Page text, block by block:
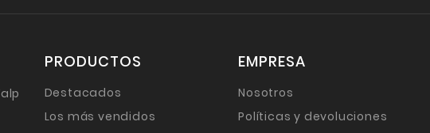
PRODUCTOS
Destacados
Los más vendidos
EMPRESA
Nosotros
Políticas y devoluciones